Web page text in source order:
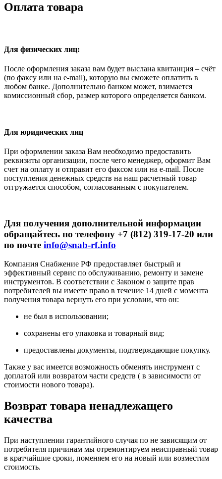
Оплата товара
Для физических лиц:
После оформления заказа вам будет выслана квитанция – счёт
(по факсу или на e-mail), которую вы сможете оплатить в
любом банке. Дополнительно банком может, взимается
комиссионный сбор, размер которого определяется банком.
Для юридических лиц
При оформлении заказа Вам необходимо предоставить
реквизиты организации, после чего менеджер, оформит Вам
счет на оплату и отправит его факсом или на e-mail. После
поступления денежных средств на наш расчетный товар
отгружается способом, согласованным с покупателем.
Для получения дополнительной информации
обращайтесь по телефону +7 (812) 319-17-20 или
по почте info@snab-rf.info
Компания Снабжение РФ предоставляет быстрый и
эффективный сервис по обслуживанию, ремонту и замене
инструментов. В соответствии с Законом о защите прав
потребителей вы имеете право в течение 14 дней с момента
получения товара вернуть его при условии, что он:
не был в использовании;
сохранены его упаковка и товарный вид;
предоставлены документы, подтверждающие покупку.
Также у вас имеется возможность обменять инструмент с
доплатой или возвратом части средств ( в зависимости от
стоимости нового товара).
Возврат товара ненадлежащего
качества
При наступлении гарантийного случая по не зависящим от
потребителя причинам мы отремонтируем неисправный товар
в кратчайшие сроки, поменяем его на новый или возместим
стоимость.